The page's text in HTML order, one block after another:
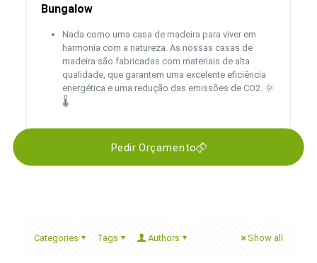
Bungalow
Nada como uma casa de madeira para viver em
harmonia com a natureza. As nossas casas de
madeira são fabricadas com materiais de alta
qualidade, que garantem uma excelente eficiência
energética e uma redução das emissões de CO2. 🌞
🌡️
Pedir Orçamento
Categories Tags Authors Show all